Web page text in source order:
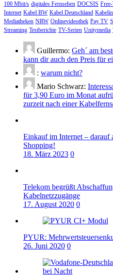
100 Mbit/s digitales Fernsehen DOCSIS
Internet Kabel BW Kabel Deutschland
Mediatheken NRW Onlinevideothek Pay TV
Streaming Testberichte TV-Serien Unitymedia
Guillermo: Geh´ am
kann dir auch den Preis für
: warum nicht?
Mario Schwarz:
für 3,90 Euro im Monat
zurzeit nach einer
Einkauf im Internet – darauf
Shopping!
18. März 2023 0
Telekom begrüßt
Kabelnetzzugänge
17. August 2020 0
PYUR:
26. Juni 2020 0